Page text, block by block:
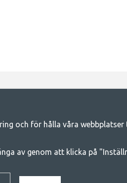
du tillhör hittar du allt du behöver av
camping och friluftsliv. Vårt mål är att i
om det är något du saknar eller vill veta
och för hålla våra
av genom att klicka på